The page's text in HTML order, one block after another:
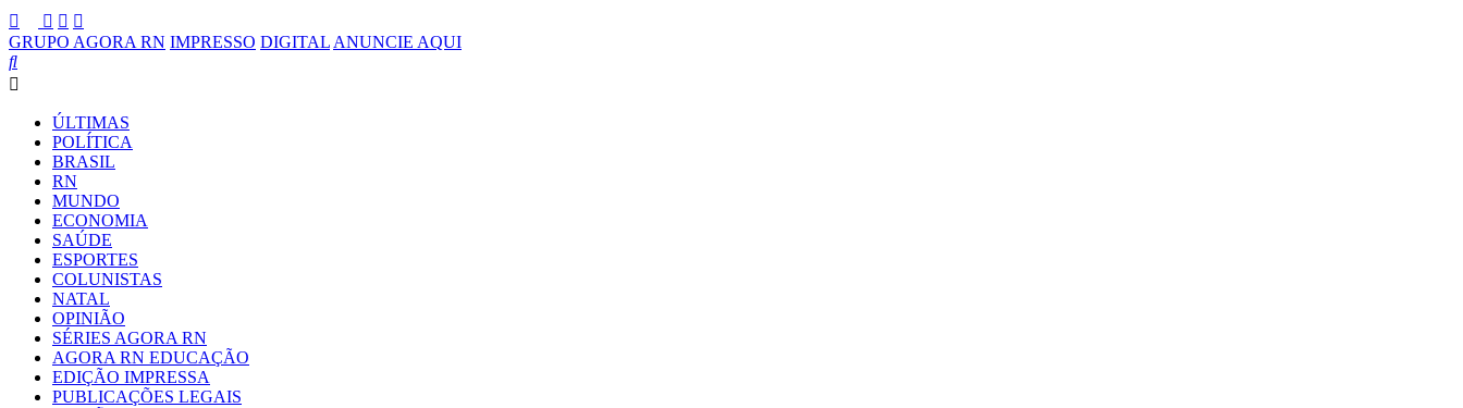
GRUPO AGORA RN IMPRESSO DIGITAL ANUNCIE AQUI
ÚLTIMAS
POLÍTICA
BRASIL
RN
MUNDO
ECONOMIA
SAÚDE
ESPORTES
COLUNISTAS
NATAL
OPINIÃO
SÉRIES AGORA RN
AGORA RN EDUCAÇÃO
EDIÇÃO IMPRESSA
PUBLICAÇÕES LEGAIS